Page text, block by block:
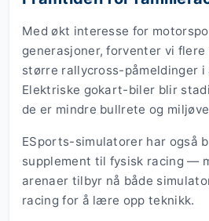
Med økt interesse for
generasjoner, forventer vi
større rallycross-påmeldinger i
Elektriske gokart-biler blir
de er mindre bullrete og
ESports-simulatorer har også
supplement til fysisk racing —
arenaer tilbyr nå både
racing for å lære opp teknikk.